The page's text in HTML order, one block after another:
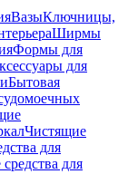
ВазыКлючницы,
Ширмы
Формы для
для
Бытовая
Чистящие
для
для